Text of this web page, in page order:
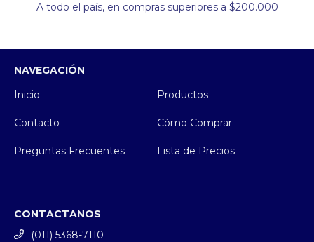
A todo el país, en compras superiores a $200.000
NAVEGACIÓN
Inicio
Productos
Contacto Cómo Comprar
Preguntas Frecuentes Lista de Precios
CONTACTANOS
(011) 5368-7110